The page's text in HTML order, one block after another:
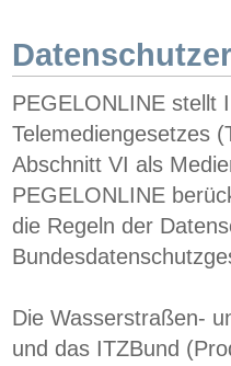
PEGELONLINE stellt
Telemediengesetzes
Abschnitt VI als
PEGELONLINE
die Regeln der
Die Wasserstraßen-
und das ITZBund